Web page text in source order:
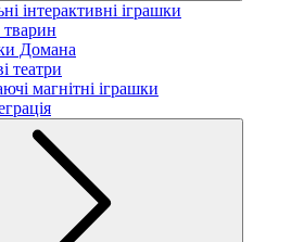
інтерактивні іграшки
Домана
театри
магнітні іграшки